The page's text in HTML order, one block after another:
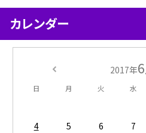
カレンダー
2017年
日 月 火 水
4
5 6 7